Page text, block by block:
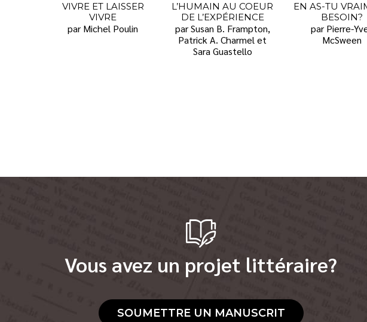
VIVRE ET LAISSER
VIVRE
par Michel Poulin
L’HUMAIN AU COEUR
DE L’EXPÉRIENCE
par Susan B. Frampton,
Patrick A. Charmel et
Sara Guastello
EN AS-TU
BESOIN?
par Pierre-
McSween
Vous avez un projet littéraire?
SOUMETTRE UN MANUSCRIT